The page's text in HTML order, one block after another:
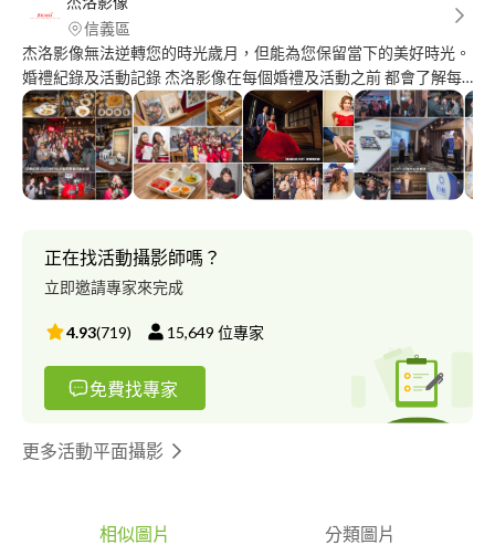
信義區
杰洛影像無法逆轉您的時光歲月，但能為您保留當下的美好時光。
婚禮紀錄及活動記錄 杰洛影像在每個婚禮及活動之前 都會了解每
個活動細項流程需要記錄的重點 為您的婚禮及活動留下最完整的
回憶及時光。 商業拍攝(人像拍攝、食物拍攝、商品拍攝等) 杰洛影
像重視拍攝前與客戶的細節溝通 以達到客戶想達成的影像呈現效
果 微電影(短片)拍攝 杰洛影像積極參與腳本討論溝通 適時提出在
拍攝上細節建議給客戶參考 並執行拍攝及後製剪接，完成客戶影
隊最優質拍攝製作服務及積極的服務態度 ------------------------------
-------------------------------------- 粉絲頁
https://www.facebook.com/ImageofWonderful/ 影音網站
https://vimeo.com/user23516675 電子書網站(婚禮攝影、活動記
錄) https://issuu.com/zeroplusimage 平面作品(活動記錄)
https://ppt.cc/fV1H5x 平面作品(商業拍攝) https://ppt.cc/f4QgFx
--------------------------------------------------------------------
正在找活動攝影師嗎？
立即邀請專家來完成
4.93(719) 15,649 位專家
免費找專家
更多活動平面攝影
相似圖片 分類圖片